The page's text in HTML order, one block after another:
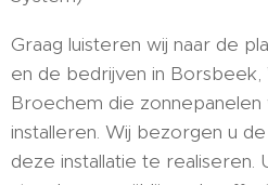
Graag luisteren wij naar de
en de bedrijven in
Broechem die zonnepanelen
installeren. Wij bezorgen u
deze installatie te realiseren.